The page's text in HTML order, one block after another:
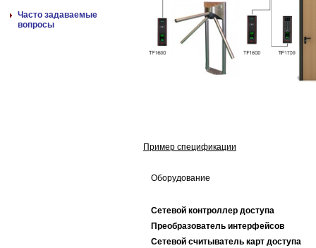
Часто задаваемые
вопросы
Пример спецификации
Оборудование
Сетевой контроллер доступа
Преобразователь интерфейсов
Сетевой считыватель карт доступа